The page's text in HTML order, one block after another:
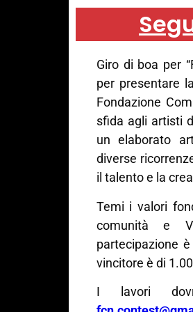
Giro di boa per
per presentare
Fondazione
sfida agli artisti
un elaborato
diverse
il talento e la
Temi i valori
comunità e
partecipazione
vincitore è di
I lavori